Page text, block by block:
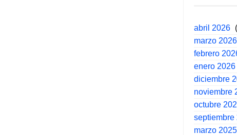
abril 2026
marzo 2026
febrero
enero 2026
diciembre
noviembre
octubre
septiembre
marzo 2025